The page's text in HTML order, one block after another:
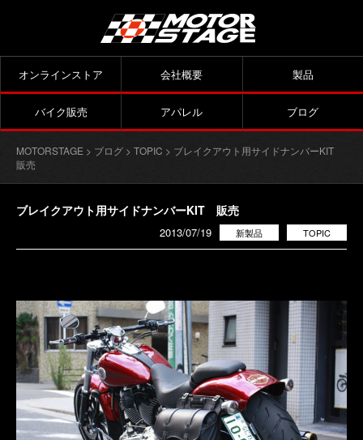
オンラインストア 会社概要 製品
バイク販売 アパレル ブログ
MOTORSTAGE > ブログ > TOPIC > ブレイクアウト用サイドナンバーKIT
販売
ブレイクアウト用サイドナンバーKIT 販売
TOPIC
新製品
2013/07/19